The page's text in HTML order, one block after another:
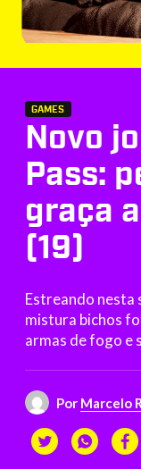
GAMES
Novo
Pass:
graça
(19)
Estreando nesta
mistura bichos
armas de fogo e
Por Marcelo